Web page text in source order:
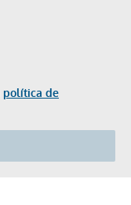
política de